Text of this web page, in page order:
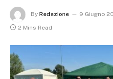
By Redazione 9 Giugno
2 Mins Read